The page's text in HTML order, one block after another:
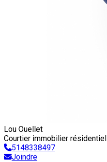
Lou Ouellet
Courtier immobilier résidentiel
5148338497
Joindre